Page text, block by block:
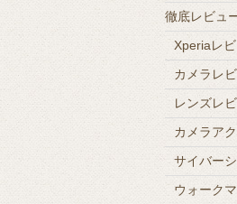
徹底レビュ
Xperiaレ
カメラレ
レンズレ
カメラア
サイバー
ウォーク